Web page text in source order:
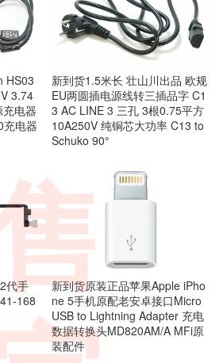
HS03
3.74
电器
电器
新到货1.5米长 壮山川出品 欧规
EU两圆插电源线转三插品字 C1
3 AC LINE 3 三孔 3根0.75平方
10A250V 纯铜芯大功率 C13 to
Schuko 90°
代手
168
新到货原装正品苹果Apple iPho
ne 5手机原配老安卓接口Micro
USB to Lightning Adapter 充电
数据转换头MD820AM/A MFi原
装配件